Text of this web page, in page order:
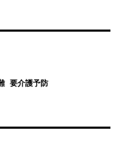
要介護予防